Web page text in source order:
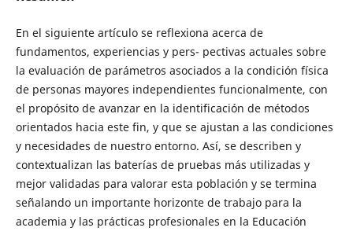
En el siguiente artículo se reflexiona acerca de
fundamentos, experiencias y pers- pectivas actuales sobre
la evaluación de parámetros asociados a la condición física
de personas mayores independientes funcionalmente, con
el propósito de avanzar en la identificación de métodos
orientados hacia este fin, y que se ajustan a las condiciones
y necesidades de nuestro entorno. Así, se describen y
contextualizan las baterías de pruebas más utilizadas y
mejor validadas para valorar esta población y se termina
señalando un importante horizonte de trabajo para la
academia y las prácticas profesionales en la Educación